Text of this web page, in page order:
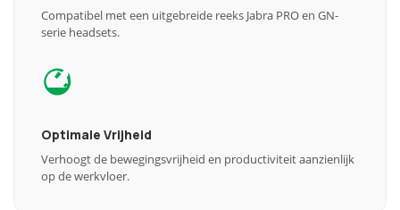
Compatibel met een uitgebreide reeks Jabra PRO en GN-
serie headsets.
Optimale Vrijheid
Verhoogt de bewegingsvrijheid en productiviteit aanzienlijk
op de werkvloer.